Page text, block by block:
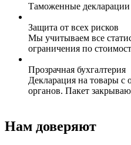
Таможенные
Защита от всех рисков
Мы учитываем все
ограничения по
Прозрачная бухгалтерия
Декларация на товары
органов. Пакет
Нам доверяют